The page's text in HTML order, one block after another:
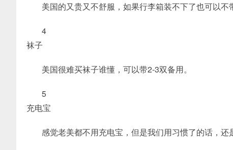
美国的又贵又不舒服，如果行李箱装不下了也可以不
4
袜子
美国很难买袜子谁懂，可以带2-3双备用。
5
充电宝
感觉老美都不用充电宝，但是我们用习惯了的话，还